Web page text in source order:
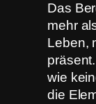
Das
mehr
Leben,
wie
die